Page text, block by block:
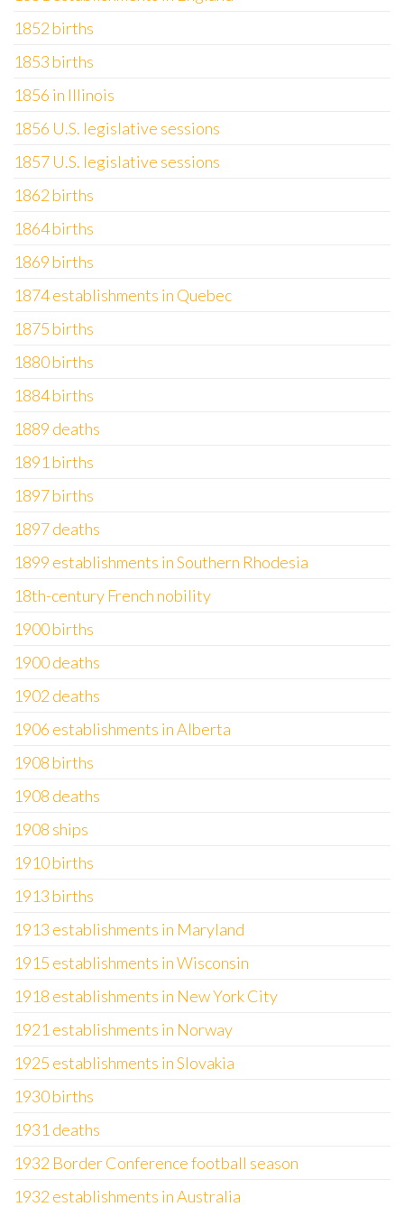
1852 births
1853 births
1856 in Illinois
1856 U.S. legislative sessions
1857 U.S. legislative sessions
1862 births
1864 births
1869 births
1874 establishments in Quebec
1875 births
1880 births
1884 births
1889 deaths
1891 births
1897 births
1897 deaths
1899 establishments in Southern Rhodesia
18th-century French nobility
1900 births
1900 deaths
1902 deaths
1906 establishments in Alberta
1908 births
1908 deaths
1908 ships
1910 births
1913 births
1913 establishments in Maryland
1915 establishments in Wisconsin
1918 establishments in New York City
1921 establishments in Norway
1925 establishments in Slovakia
1930 births
1931 deaths
1932 Border Conference football season
1932 establishments in Australia